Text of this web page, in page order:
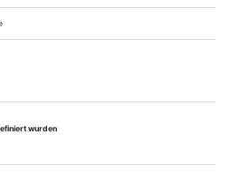
war die Welt noch in Ordnung.
Wuppertal, das «Neue Stück»
den frischen Gesichtern des
bewunderte die Bewegungs-
und Lust in Endlosschleifen
Selbstzitate auf und